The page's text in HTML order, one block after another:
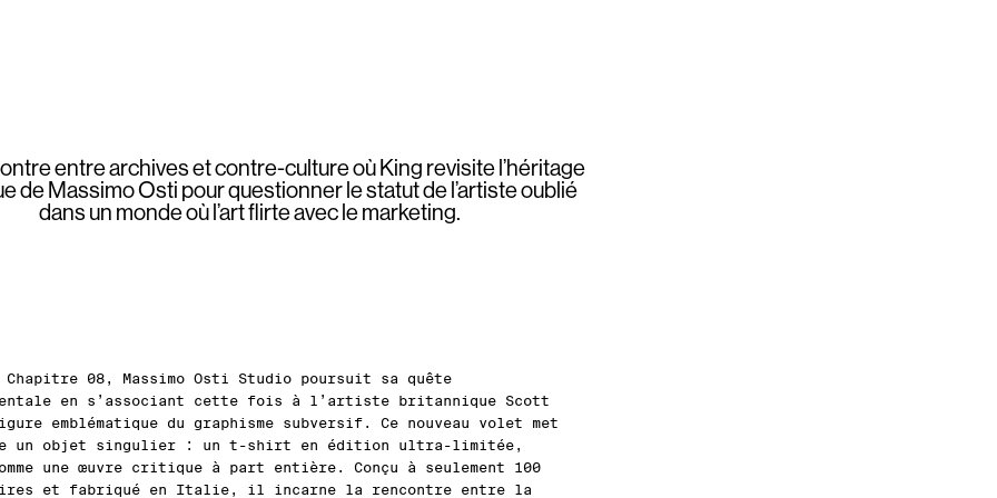
entre archives et contre-culture où King revisite l’héritage
de Massimo Osti pour questionner le statut de l’artiste oublié
dans un monde où l’art flirte avec le marketing.
Chapitre 08, Massimo Osti Studio poursuit sa quête
en s’associant cette fois à l’artiste britannique Scott
emblématique du graphisme subversif. Ce nouveau volet met
un objet singulier : un t-shirt en édition ultra-limitée,
une œuvre critique à part entière. Conçu à seulement 100
et fabriqué en Italie, il incarne la rencontre entre la